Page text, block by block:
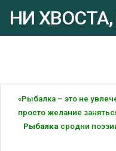
НИ
«Рыбалка – это не
просто желание
Рыбалка сродни